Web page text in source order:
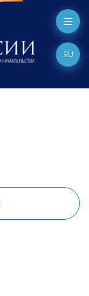
RU